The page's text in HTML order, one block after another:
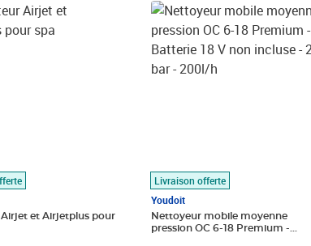
et Airjetplus pour
Livraison offerte
Youdoit
Nettoyeur mobile moyenne
pression OC 6-18 Premium -
Prix barré 357,99€
Prix 217,18€